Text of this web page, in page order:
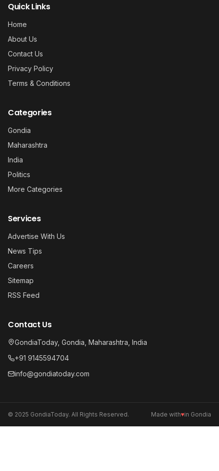
Quick Links
Home
About Us
Contact Us
Privacy Policy
Terms & Conditions
Categories
Gondia
Maharashtra
India
Politics
More Categories
Services
Advertise With Us
News Tips
Careers
Sitemap
RSS Feed
Contact Us
GondiaToday, Gondia, Maharashtra, India
+91 9145594704
info@gondiatoday.com
© 2025 GondiaToday. All Rights Reserved. Made with♥in Gondia